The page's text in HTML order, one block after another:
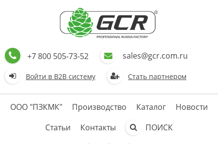
+7 800 505-73-52 sales@gcr.com.ru
Войти в В2В систему Стать партнером
ООО "ПЗКМК" Производство Каталог
Новости
Статьи
Контакты ПОИСК